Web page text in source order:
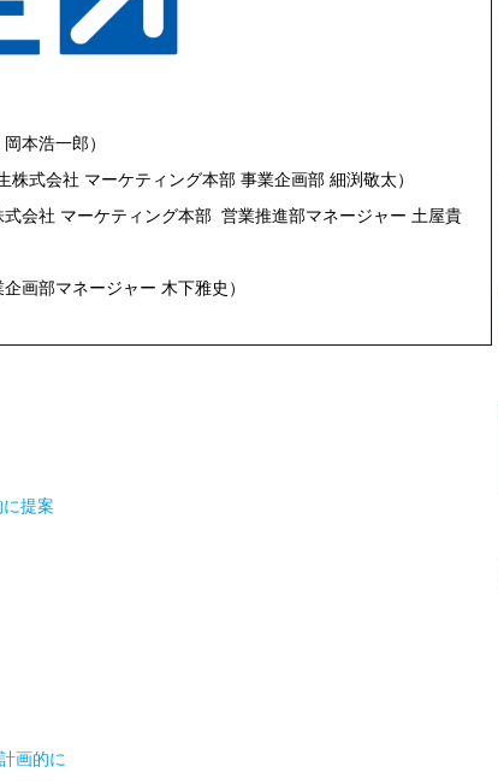
本浩一郎）
式会社 マーケティング本部 事業企画部 細渕敬太）
会社 マーケティング本部 営業推進部マネージャー 土屋貴
画部マネージャー 木下雅史）
提案
画的に